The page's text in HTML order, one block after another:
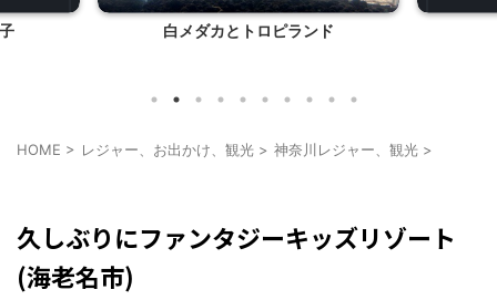
白メダカとトロピランド
HOME > レジャー、お出かけ、観光 > 神奈川レジャー、観光 >
久しぶりにファンタジーキッズリゾート
(海老名市)